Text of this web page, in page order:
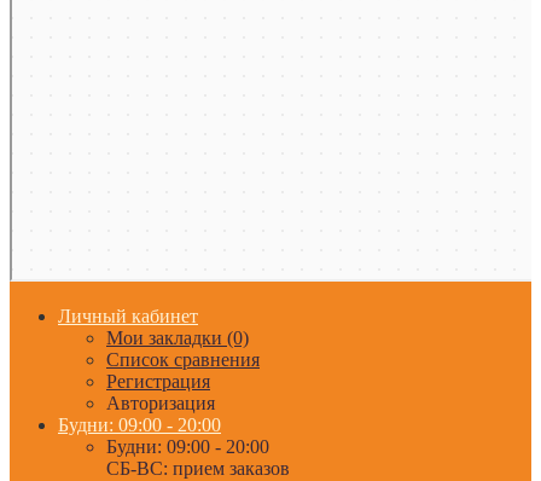
Личный кабинет
Мои закладки (0)
Список сравнения
Регистрация
Авторизация
Будни: 09:00 - 20:00
Будни: 09:00 - 20:00
СБ-ВС: прием заказов